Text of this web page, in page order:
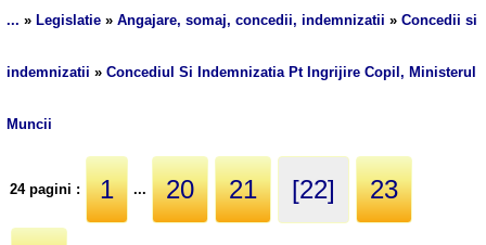
... » Legislatie »Angajare, somaj, concedii, indemnizatii »Concedii si
indemnizatii »Concediul Si Indemnizatia Pt Ingrijire Copil, Ministerul
Muncii
24 pagini : 1 ... 20 21 [22] 23